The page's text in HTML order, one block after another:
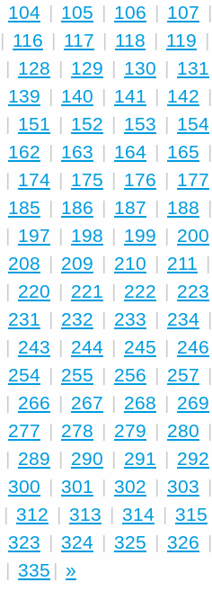
104 | 105 | 106 | 107
| 116 | 117 | 118 | 119
| 128 | 129 | 130 | 131
139 | 140 | 141 | 142
| 151 | 152 | 153 | 154
162 | 163 | 164 | 165
| 174 | 175 | 176 | 177
185 | 186 | 187 | 188
| 197 | 198 | 199 | 200
208 | 209 | 210 | 211
| 220 | 221 | 222 | 223
231 | 232 | 233 | 234
| 243 | 244 | 245 | 246
254 | 255 | 256 | 257
| 266 | 267 | 268 | 269
277 | 278 | 279 | 280
| 289 | 290 | 291 | 292
300 | 301 | 302 | 303
| 312 | 313 | 314 | 315
323 | 324 | 325 | 326
| 335 | »